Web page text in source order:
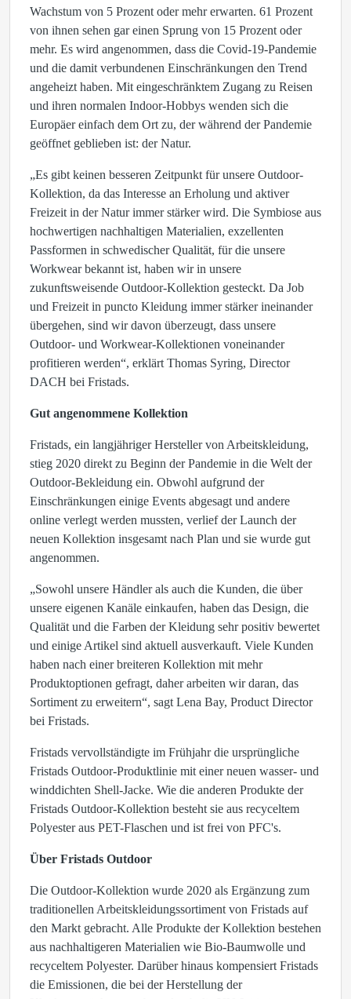
Wachstum von 5 Prozent oder mehr erwarten. 61 Prozent
von ihnen sehen gar einen Sprung von 15 Prozent oder
mehr. Es wird angenommen, dass die Covid-19-Pandemie
und die damit verbundenen Einschränkungen den Trend
angeheizt haben. Mit eingeschränktem Zugang zu Reisen
und ihren normalen Indoor-Hobbys wenden sich die
Europäer einfach dem Ort zu, der während der Pandemie
geöffnet geblieben ist: der Natur.
„Es gibt keinen besseren Zeitpunkt für unsere Outdoor-
Kollektion, da das Interesse an Erholung und aktiver
Freizeit in der Natur immer stärker wird. Die Symbiose aus
hochwertigen nachhaltigen Materialien, exzellenten
Passformen in schwedischer Qualität, für die unsere
Workwear bekannt ist, haben wir in unsere
zukunftsweisende Outdoor-Kollektion gesteckt. Da Job
und Freizeit in puncto Kleidung immer stärker ineinander
übergehen, sind wir davon überzeugt, dass unsere
Outdoor- und Workwear-Kollektionen voneinander
profitieren werden“, erklärt Thomas Syring, Director
DACH bei Fristads.
Gut angenommene Kollektion
Fristads, ein langjähriger Hersteller von Arbeitskleidung,
stieg 2020 direkt zu Beginn der Pandemie in die Welt der
Outdoor-Bekleidung ein. Obwohl aufgrund der
Einschränkungen einige Events abgesagt und andere
online verlegt werden mussten, verlief der Launch der
neuen Kollektion insgesamt nach Plan und sie wurde gut
angenommen.
„Sowohl unsere Händler als auch die Kunden, die über
unsere eigenen Kanäle einkaufen, haben das Design, die
Qualität und die Farben der Kleidung sehr positiv bewertet
und einige Artikel sind aktuell ausverkauft. Viele Kunden
haben nach einer breiteren Kollektion mit mehr
Produktoptionen gefragt, daher arbeiten wir daran, das
Sortiment zu erweitern“, sagt Lena Bay, Product Director
bei Fristads.
Fristads vervollständigte im Frühjahr die ursprüngliche
Fristads Outdoor-Produktlinie mit einer neuen wasser- und
winddichten Shell-Jacke. Wie die anderen Produkte der
Fristads Outdoor-Kollektion besteht sie aus recyceltem
Polyester aus PET-Flaschen und ist frei von PFC's.
Über Fristads Outdoor
Die Outdoor-Kollektion wurde 2020 als Ergänzung zum
traditionellen Arbeitskleidungssortiment von Fristads auf
den Markt gebracht. Alle Produkte der Kollektion bestehen
aus nachhaltigeren Materialien wie Bio-Baumwolle und
recyceltem Polyester. Darüber hinaus kompensiert Fristads
die Emissionen, die bei der Herstellung der